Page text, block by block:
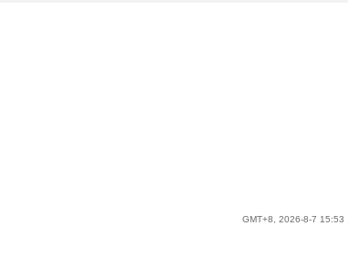
GMT+8, 2026-8-7 15:53